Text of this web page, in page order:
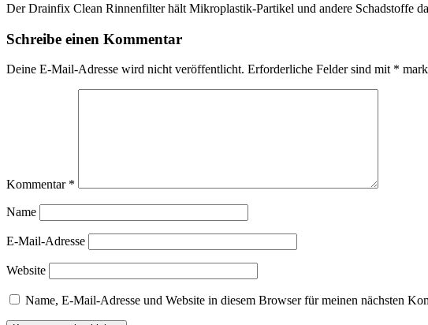
Der Drainfix Clean Rinnenfilter hält Mikroplastik-Partikel und andere Schadstoffe
Schreibe einen Kommentar
Deine E-Mail-Adresse wird nicht veröffentlicht. Erforderliche Felder sind mit *
Kommentar *
Name
E-Mail-Adresse
Website
Name, E-Mail-Adresse und Website in diesem Browser für meinen nächsten